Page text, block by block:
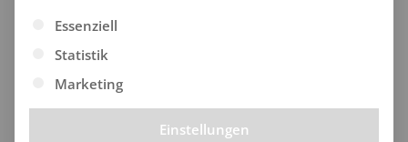
Kombi Produkte
Es folgt eine Liste der Service-Gruppen, für die eine
Essenziell
Statistik
Marketing
Einstellungen